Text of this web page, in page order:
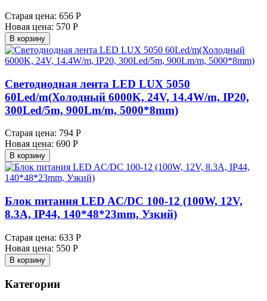
Старая цена: 656 Р
Новая цена: 570 Р
В корзину
Светодиодная лента LED LUX 5050
60Led/m(Холодный 6000K, 24V, 14.4W/m, IP20,
300Led/5m, 900Lm/m, 5000*8mm)
Старая цена: 794 Р
Новая цена: 690 Р
В корзину
Блок питания LED AC/DC 100-12 (100W, 12V,
8.3A, IP44, 140*48*23mm, Узкий)
Старая цена: 633 Р
Новая цена: 550 Р
В корзину
Категории